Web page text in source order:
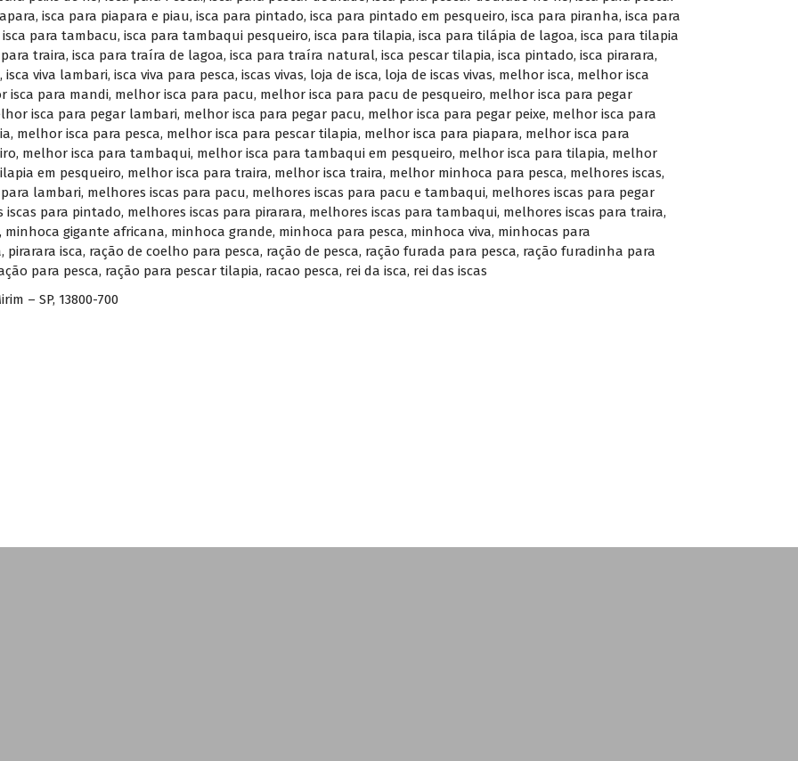
, isca para piapara e piau, isca para pintado, isca para pintado em pesqueiro, isca para piranha, isca para
isca para tambacu, isca para tambaqui pesqueiro, isca para tilapia, isca para tilápia de lagoa, isca para tilapia
traira, isca para traíra de lagoa, isca para traíra natural, isca pescar tilapia, isca pintado, isca pirarara,
, isca viva lambari, isca viva para pesca, iscas vivas, loja de isca, loja de iscas vivas, melhor isca, melhor isca
isca para mandi, melhor isca para pacu, melhor isca para pacu de pesqueiro, melhor isca para pegar
isca para pegar lambari, melhor isca para pegar pacu, melhor isca para pegar peixe, melhor isca para
, melhor isca para pesca, melhor isca para pescar tilapia, melhor isca para piapara, melhor isca para
, melhor isca para tambaqui, melhor isca para tambaqui em pesqueiro, melhor isca para tilapia, melhor
em pesqueiro, melhor isca para traira, melhor isca traira, melhor minhoca para pesca, melhores iscas,
lambari, melhores iscas para pacu, melhores iscas para pacu e tambaqui, melhores iscas para pegar
iscas para pintado, melhores iscas para pirarara, melhores iscas para tambaqui, melhores iscas para traira,
, minhoca gigante africana, minhoca grande, minhoca para pesca, minhoca viva, minhocas para
, pirarara isca, ração de coelho para pesca, ração de pesca, ração furada para pesca, ração furadinha para
para pesca, ração para pescar tilapia, racao pesca, rei da isca, rei das iscas
– SP, 13800-700